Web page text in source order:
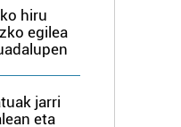
eta hirugarrenen cookie-
eta
teknologiaz
gero, teknologia hori
diguzu.
hiru
egilea
jarri
eta